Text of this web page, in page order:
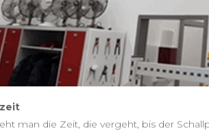
man die Zeit, die vergeht, bis der